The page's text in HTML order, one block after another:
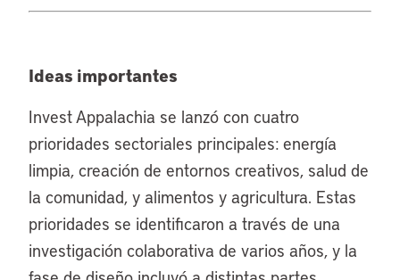
Ideas importantes
Invest Appalachia se lanzó con cuatro
prioridades sectoriales principales: energía
limpia, creación de entornos creativos, salud de
la comunidad, y alimentos y agricultura. Estas
prioridades se identificaron a través de una
investigación colaborativa de varios años, y la